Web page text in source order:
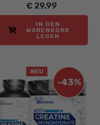
€ 29,99
IN DEN
WARENKORB
LEGEN
-43%
NEU